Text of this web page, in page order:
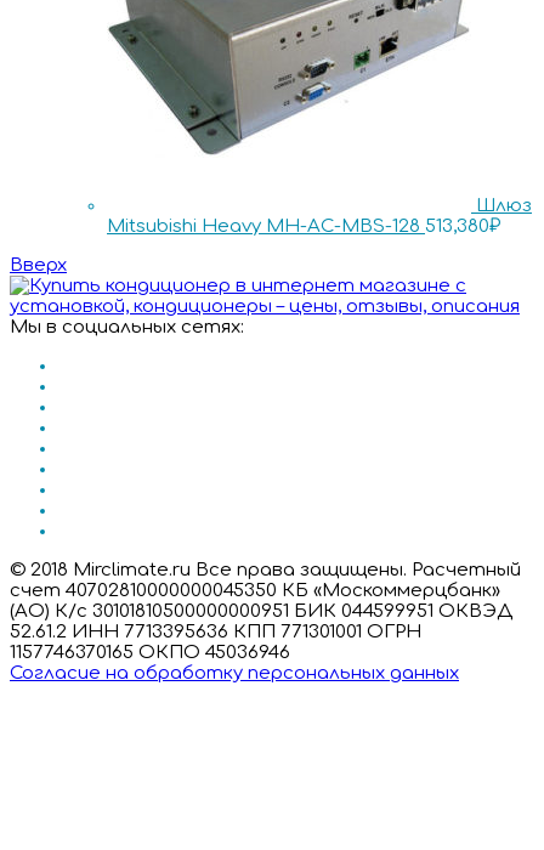
Шлюз
Mitsubishi Heavy MH-AC-MBS-128 513,380₽
Вверх
Мы в социальных сетях:
© 2018 Mirclimate.ru Все права защищены. Расчетный
счет 40702810000000045350 КБ «Москоммерцбанк»
(АО) К/с 30101810500000000951 БИК 044599951 ОКВЭД
52.61.2 ИНН 7713395636 КПП 771301001 ОГРН
1157746370165 ОКПО 45036946
Согласие на обработку персональных данных